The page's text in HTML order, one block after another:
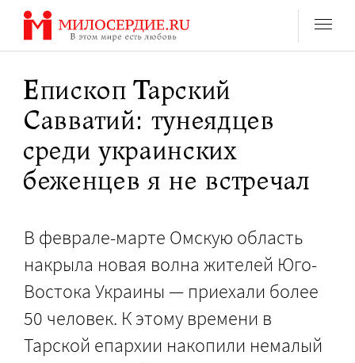
Перейти
содержанию
Епископ Тарский
Савватий: тунеядцев
среди украинских
беженцев я не встречал
В феврале-марте Омскую область
накрыла новая волна жителей Юго-
Востока Украины — приехали более
50 человек. К этому времени в
Тарской епархии накопили немалый